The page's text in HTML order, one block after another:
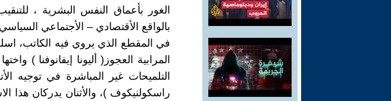
الغور بأعماق النفس البشرية ،
بالواقع الأقتصادي – الأجتماعي
في المقطع الذي يروي فيه الكاتب،
المرابية العجوز( أليونا إيفانوفنا )
التلميحات غير المباشرة في توجيه
راسكولنيكوف )، والأثنان يدركان